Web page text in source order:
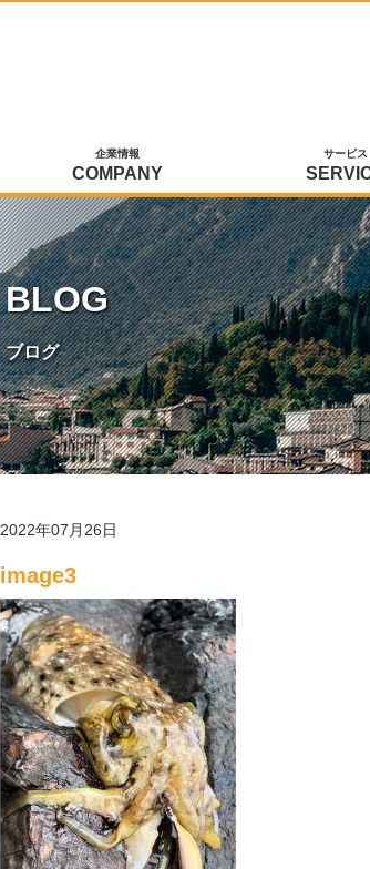
企業情報
COMPANY
サービス
BLOG
ブログ
2022年07月26日
image3